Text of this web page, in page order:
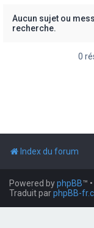
Aucun sujet ou
recherche.
0
Index du forum
Powered byphpBB™
Traduit parphpBB-